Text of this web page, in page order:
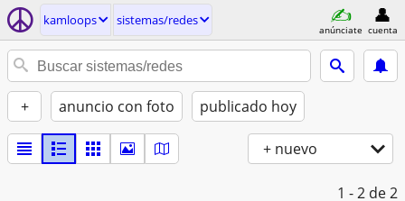
kamloops sistemas/redes
anúnciate cuenta
+ anuncio con foto publicado hoy
+ nuevo
1 - 2 de 2